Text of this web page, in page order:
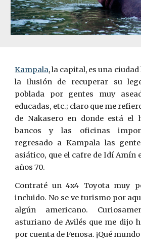
Kampala, la capital, es una
la ilusión de recuperar su
poblada por gentes muy
educadas, etc.; claro que me
de Nakasero en donde está el
bancos y las oficinas
regresado a Kampala las
asiático, que el cafre de Idí Amín
años 70.
Contraté un 4x4 Toyota muy
incluido. No se ve turismo por
algún americano.
asturiano de Avilés que me dijo
por cuenta de Fenosa. ¡Qué